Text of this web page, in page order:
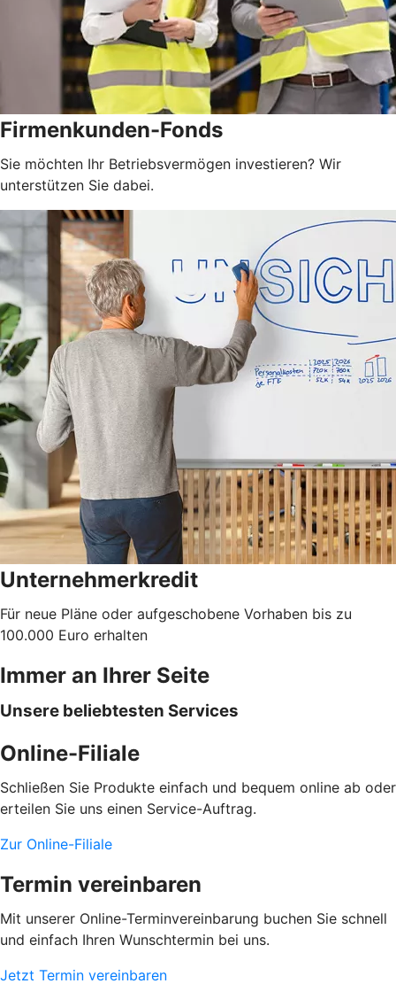
Firmenkunden-Fonds
Sie möchten Ihr Betriebsvermögen investieren? Wir
unterstützen Sie dabei.
Unternehmerkredit
Für neue Pläne oder aufgeschobene Vorhaben bis zu
100.000 Euro erhalten
Immer an Ihrer Seite
Unsere beliebtesten Services
Online-Filiale
Schließen Sie Produkte einfach und bequem online ab oder
erteilen Sie uns einen Service-Auftrag.
Zur Online-Filiale
Termin vereinbaren
Mit unserer Online-Terminvereinbarung buchen Sie schnell
und einfach Ihren Wunschtermin bei uns.
Jetzt Termin vereinbaren